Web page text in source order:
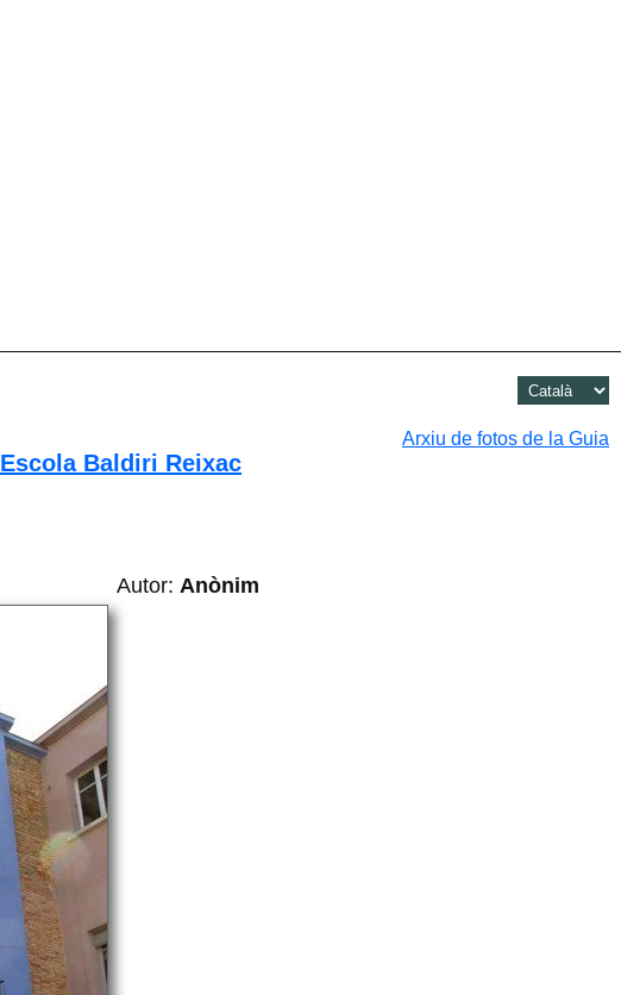
Arxiu de fotos de la Guia
Escola Baldiri Reixac
Autor: Anònim